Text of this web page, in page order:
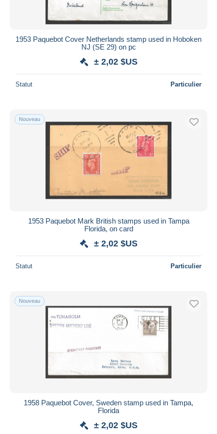
1953 Paquebot Cover Netherlands stamp used in Hoboken
NJ (SE 29) on pc
± 2,02 $US
Statut Particulier
Nouveau
1953 Paquebot Mark British stamps used in Tampa
Florida, on card
± 2,02 $US
Statut Particulier
Nouveau
1958 Paquebot Cover, Sweden stamp used in Tampa,
Florida
± 2,02 $US